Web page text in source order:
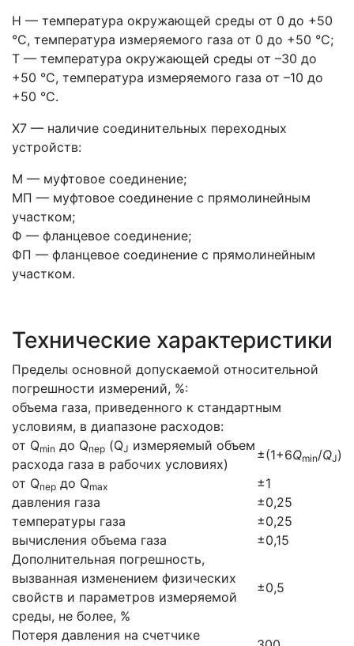
Н — температура окружающей среды от 0 до +50
°С, температура измеряемого газа от 0 до +50 °С;
Т — температура окружающей среды от –30 до
+50 °С, температура измеряемого газа от –10 до
+50 °С.
Х7 — наличие соединительных переходных
устройств:
М — муфтовое соединение;
МП — муфтовое соединение с прямолинейным
участком;
Ф — фланцевое соединение;
ФП — фланцевое соединение с прямолинейным
участком.
Технические характеристики
Пределы основной допускаемой относительной
погрешности измерений, %:
объема газа, приведенного к стандартным
условиям, в диапазоне расходов:
от Qmin до Qпер (QJ измеряемый объем
расхода газа в рабочих условиях)
±(1+6Qmin/QJ)
от Qпер до Qmax
±1
давления газа
±0,25
температуры газа
±0,25
вычисления объема газа
±0,15
Дополнительная погрешность,
вызванная изменением физических
свойств и параметров измеряемой
среды, не более, %
±0,5
Потеря давления на счетчике